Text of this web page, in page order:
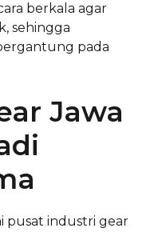
berkala agar
sehingga
pada
Jawa
pusat industri gear